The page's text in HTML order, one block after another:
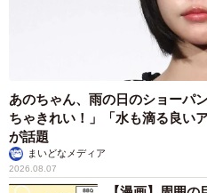
あのちゃん、雨の日のショーパ
ちゃきれい！」「水も滴る良
が話題
まいどなメディア
2026.08.07